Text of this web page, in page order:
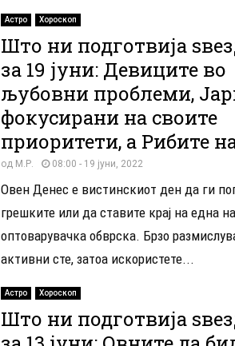
Астро Хороскоп
Што ни подготвија
за 19 јуни: Девиците во
љубовни проблеми,
фокусирани на своите
приоритети, а Рибите
од М.Р. 08:00 - 19 јуни, 2022
Овен Денес е вистинскиот ден да ги
грешките или да ставите крај на една
оптоварувачка обврска. Брзо
активни сте, затоа искористете...
Астро Хороскоп
Што ни подготвија